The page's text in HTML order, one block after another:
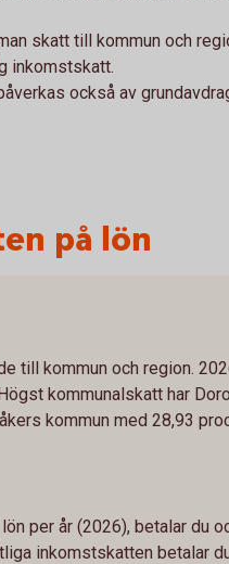
skatt till kommun och
inkomstskatt.
också av
på lön
till kommun och region.
kommunalskatt har
kommun med 28,93
per år (2026), betalar du
inkomstskatten betalar